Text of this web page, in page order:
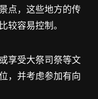
点，这些地方的传
较容易控制。
享受大祭司祭等文
，并考虑参加有向